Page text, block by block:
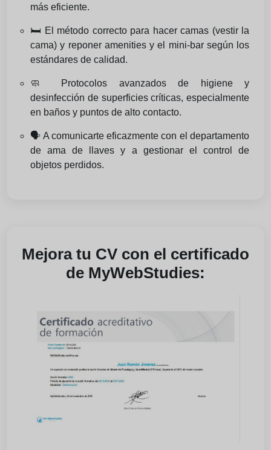
más eficiente.
🛏️ El método correcto para hacer camas (vestir la
cama) y reponer amenities y el mini-bar según los
estándares de calidad.
🧼 Protocolos avanzados de higiene y
desinfección de superficies críticas, especialmente
en baños y puntos de alto contacto.
🗣️ A comunicarte eficazmente con el departamento
de ama de llaves y a gestionar el control de
objetos perdidos.
Mejora tu CV con el certificado
de MyWebStudies: